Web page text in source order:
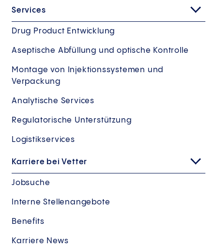
Services
Drug Product Entwicklung
Aseptische Abfüllung und optische Kontrolle
Montage von Injektionssystemen und
Verpackung
Analytische Services
Regulatorische Unterstützung
Logistikservices
Karriere bei Vetter
Jobsuche
Interne Stellenangebote
Benefits
Karriere News